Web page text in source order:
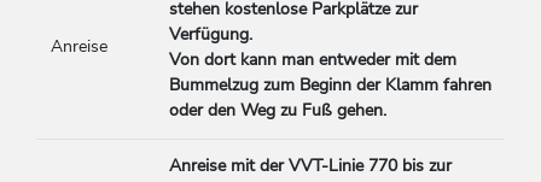
Anreise
stehen kostenlose Parkplätze zur
Verfügung.
Von dort kann man entweder mit dem
Bummelzug zum Beginn der Klamm fahren
oder den Weg zu Fuß gehen.
Anreise mit der VVT- Linie 770 bis zur